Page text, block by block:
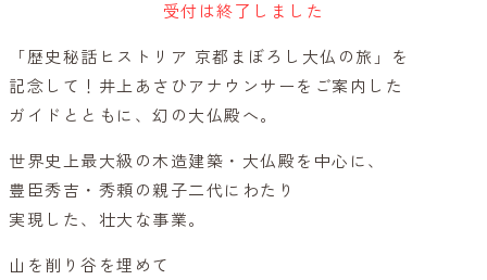
受付は終了しました
「歴史秘話ヒストリア 京都まぼろし大仏の旅」を
記念して！井上あさひアナウンサーをご案内した
ガイドとともに、幻の大仏殿へ。
世界史上最大級の木造建築・大仏殿を中心に、
豊臣秀吉・秀頼の親子二代にわたり
実現した、壮大な事業。
山を削り谷を埋めて